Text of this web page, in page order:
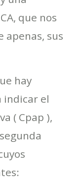
que nos
apenas, sus
hay
indicar el
( Cpap ),